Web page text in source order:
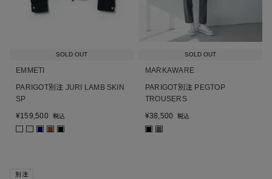
SOLD OUT
EMMETI
PARIGOT別注 JURI LAMB SKIN
SP
¥159,500 税込
SOLD OUT
MARKAWARE
PARIGOT別注 PEGTOP
TROUSERS
¥38,500 税込
別注